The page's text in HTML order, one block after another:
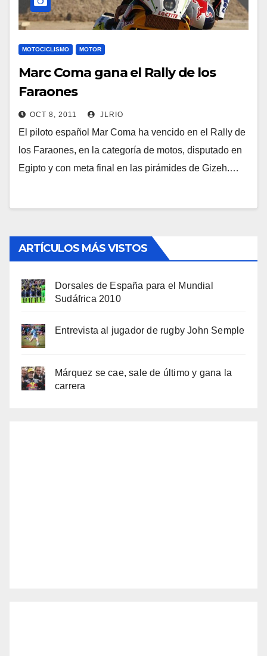
MOTOCICLISMO MOTOR
Marc Coma gana el Rally de los
Faraones
OCT 8, 2011 JLRIO
El piloto español Mar Coma ha vencido en el Rally de
los Faraones, en la categoría de motos, disputado en
Egipto y con meta final en las pirámides de Gizeh.…
ARTÍCULOS MÁS VISTOS
Dorsales de España para el Mundial
Sudáfrica 2010
Entrevista al jugador de rugby John Semple
Márquez se cae, sale de último y gana la
carrera